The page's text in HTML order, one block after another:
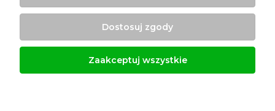
Projekt i wykonanie:Ecommercy.pl
Dostosuj zgody
Zaakceptuj wszystkie